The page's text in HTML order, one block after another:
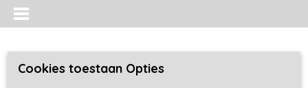
Cookies toestaan Opties